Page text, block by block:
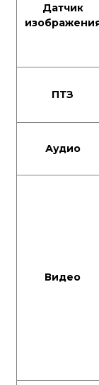
Датчик
ПТЗ
Аудио
Видео